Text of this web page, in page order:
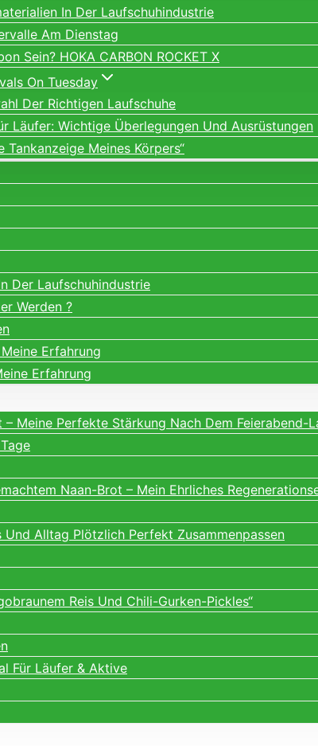
In Der Laufschuhindustrie
Am Dienstag
Sein? HOKA CARBON ROCKET X
On Tuesday
Der Richtigen Laufschuhe
Läufer: Wichtige Überlegungen Und Ausrüstungen
Tankanzeige Meines Körpers“
Der Laufschuhindustrie
Werden ?
Erfahrung
Erfahrung
Meine Perfekte Stärkung Nach Dem Feierabend-
Naan-Brot – Mein Ehrliches
Und Alltag Plötzlich Perfekt Zusammenpassen
Reis Und Chili-Gurken-Pickles“
Für Läufer & Aktive